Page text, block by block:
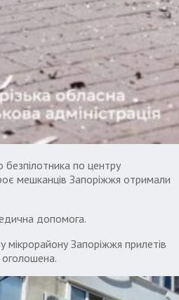
по центру
мешканців Запоріжжя отримали
допомога.
Запоріжжя прилетів